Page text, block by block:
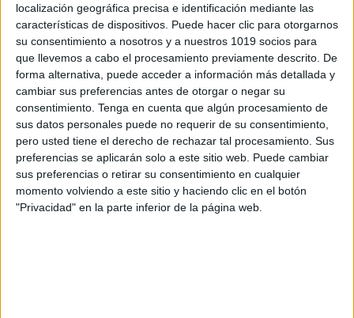
localización geográfica precisa e identificación mediante las
características de dispositivos. Puede hacer clic para otorgarnos
su consentimiento a nosotros y a nuestros 1019 socios para
que llevemos a cabo el procesamiento previamente descrito. De
forma alternativa, puede acceder a información más detallada y
cambiar sus preferencias antes de otorgar o negar su
consentimiento. Tenga en cuenta que algún procesamiento de
sus datos personales puede no requerir de su consentimiento,
pero usted tiene el derecho de rechazar tal procesamiento. Sus
preferencias se aplicarán solo a este sitio web. Puede cambiar
sus preferencias o retirar su consentimiento en cualquier
momento volviendo a este sitio y haciendo clic en el botón
"Privacidad" en la parte inferior de la página web.
Las formas geométricas más conocidas son el
cuadrado, el triángulo, el círculo y el rectángulo, y son
las primeras que aprenden los estudiantes de Infantil.
Esta actividad tiene como objetivo […]
SEGUIR LEYENDO
Buscar